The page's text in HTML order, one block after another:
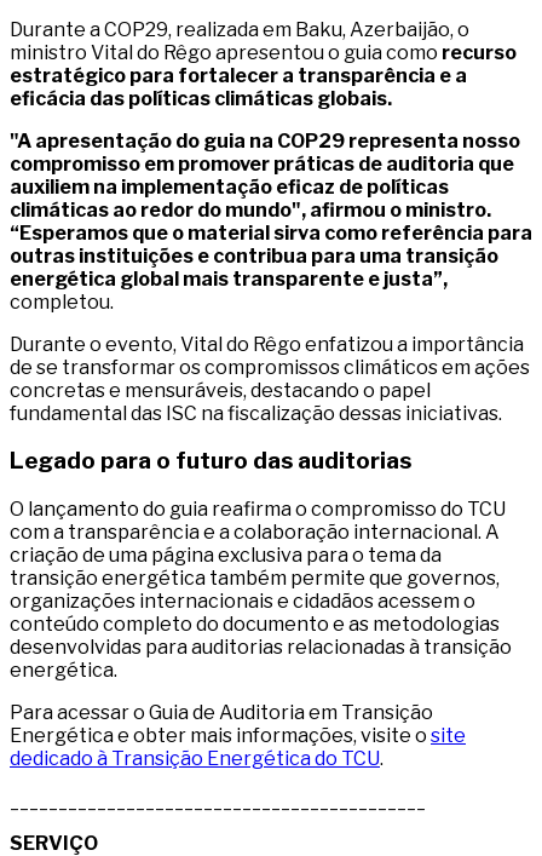
Durante a COP29, realizada em Baku, Azerbaijão, o
ministro Vital do Rêgo apresentou o guia como recurso
estratégico para fortalecer a transparência e a
eficácia das políticas climáticas globais.
"A apresentação do guia na COP29 representa nosso
compromisso em promover práticas de auditoria que
auxiliem na implementação eficaz de políticas
climáticas ao redor do mundo", afirmou o ministro.
“Esperamos que o material sirva como referência para
outras instituições e contribua para uma transição
energética global mais transparente e justa”,
completou.
Durante o evento, Vital do Rêgo enfatizou a importância
de se transformar os compromissos climáticos em ações
concretas e mensuráveis, destacando o papel
fundamental das ISC na fiscalização dessas iniciativas.
Legado para o futuro das auditorias
O lançamento do guia reafirma o compromisso do TCU
com a transparência e a colaboração internacional. A
criação de uma página exclusiva para o tema da
transição energética também permite que governos,
organizações internacionais e cidadãos acessem o
conteúdo completo do documento e as metodologias
desenvolvidas para auditorias relacionadas à transição
energética.
Para acessar o Guia de Auditoria em Transição
Energética e obter mais informações, visite o site
dedicado à Transição Energética do TCU.
SERVIÇO